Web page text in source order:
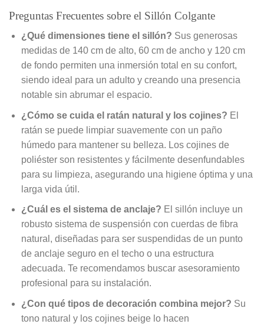
Preguntas Frecuentes sobre el Sillón Colgante
¿Qué dimensiones tiene el sillón? Sus generosas
medidas de 140 cm de alto, 60 cm de ancho y 120 cm
de fondo permiten una inmersión total en su confort,
siendo ideal para un adulto y creando una presencia
notable sin abrumar el espacio.
¿Cómo se cuida el ratán natural y los cojines? El
ratán se puede limpiar suavemente con un paño
húmedo para mantener su belleza. Los cojines de
poliéster son resistentes y fácilmente desenfundables
para su limpieza, asegurando una higiene óptima y una
larga vida útil.
¿Cuál es el sistema de anclaje? El sillón incluye un
robusto sistema de suspensión con cuerdas de fibra
natural, diseñadas para ser suspendidas de un punto
de anclaje seguro en el techo o una estructura
adecuada. Te recomendamos buscar asesoramiento
profesional para su instalación.
¿Con qué tipos de decoración combina mejor? Su
tono natural y los cojines beige lo hacen